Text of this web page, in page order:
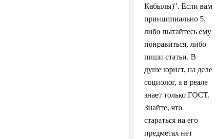
Кабылы)". Если вам
принципиально 5,
либо пытайтесь ему
понравиться, либо
пиши статьи. В
душе юрист, на деле
социолог, а в реале
знает только ГОСТ.
Знайте, что
стараться на его
предметах нет